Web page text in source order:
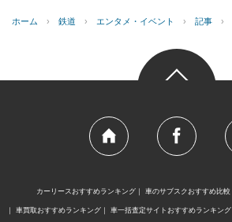
ホーム › 鉄道 › エンタメ・イベント › 記事 ›
カーリースおすすめランキング 車のサブスクおすすめ比較
車買取おすすめランキング 車一括査定サイトおすすめランキング